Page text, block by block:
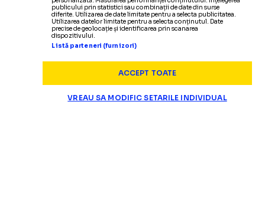
publicului prin statistici sau combinații de date din surse
diferite. Utilizarea de date limitate pentru a selecta publicitatea.
Utilizarea datelor limitate pentru a selecta conținutul. Date
precise de geolocație și identificarea prin scanarea
dispozitivului.
Listă parteneri (furnizori)
ACCEPT TOATE
VREAU SA MODIFIC SETARILE INDIVIDUAL